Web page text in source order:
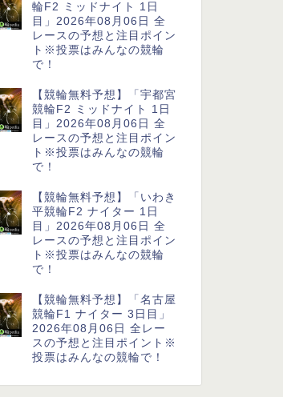
輪F2 ミッドナイト 1日
目」2026年08月06日 全
レースの予想と注目ポイン
ト※投票はみんなの競輪
で！
【競輪無料予想】「宇都宮
競輪F2 ミッドナイト 1日
目」2026年08月06日 全
レースの予想と注目ポイン
ト※投票はみんなの競輪
で！
【競輪無料予想】「いわき
平競輪F2 ナイター 1日
目」2026年08月06日 全
レースの予想と注目ポイン
ト※投票はみんなの競輪
で！
【競輪無料予想】「名古屋
競輪F1 ナイター 3日目」
2026年08月06日 全レー
スの予想と注目ポイント※
投票はみんなの競輪で！